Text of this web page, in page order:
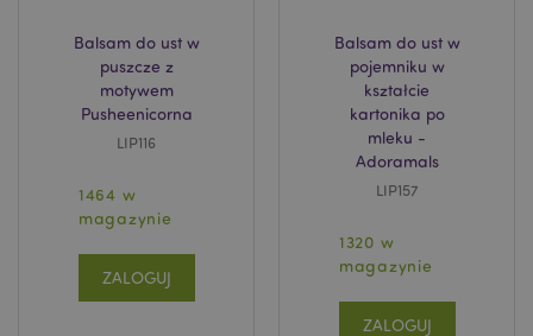
Balsam do ust w
puszcze z
motywem
Pusheenicorna
LIP116
1464 w
magazynie
ZALOGUJ
Balsam do ust w
pojemniku w
kształcie
kartonika po
mleku -
Adoramals
LIP157
1320 w
magazynie
ZALOGUJ